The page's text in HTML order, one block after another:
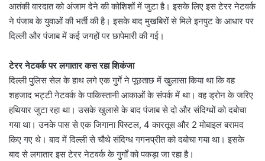
आतंकी वारदात को अंजाम देने की कोशिशों में जुटा है। इसके लिए इस टेरर नेटवर्क
ने पंजाब के युवाओं की भर्ती की है। इसके बाद मुखबिरों से मिले इनपुट के आधार पर
दिल्ली और पंजाब में कई जगहों पर छापेमारी की गई।
टेरर नेटवर्क पर लगातार कस रहा शिकंजा
दिल्ली पुलिस सेल के हाथ लगे एक गुर्गे ने पूछताछ में खुलासा किया था कि वह
शहजाद भट्टी नेटवर्क के पाकिस्तानी आकाओं के संपर्क में था। वह ड्रोन के जरिए
हथियार जुटा रहा था। उसके खुलासे के बाद पंजाब से दो और संदिग्धों को दबोचा
गया था। उनके पास से एक जिगाना पिस्टल, 4 कारतूस और 2 मोबाइल बरामद
किए गए थे। बाद में दिल्ली से चौथे संदिग्ध गगनप्रीत को दबोचा गया था। इसके
बाद से लगातार इस टेरर नेटवर्क के गुर्गों को पकड़ा जा रहा है।